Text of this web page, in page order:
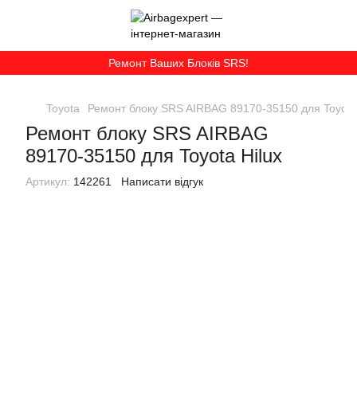
Ремонт Ваших Блоків SRS!
Toyota Ремонт блоку SRS AIRBAG 89170-35150 для
Ремонт блоку SRS AIRBAG
89170-35150 для Toyota Hilux
Артикул: 142261 Написати відгук